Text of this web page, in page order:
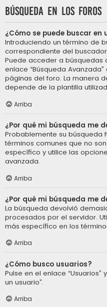
Búsqueda en los foros
¿Cómo se puede buscar en
Introduciendo un término de
correspondiente del
Puede acceder a búsquedas
enlace “Búsqueda
páginas del foro. La manera
depende de la plantilla
Arriba
¿Por qué mi búsqueda me
Probablemente su búsqueda
términos comunes que no
específico y utilice las
avanzada.
Arriba
¿Por qué mi búsqueda me
La búsqueda devolvió
procesados por el servidor.
más específico en los
Arriba
¿Cómo busco usuarios?
Pulse en el enlace
un usuario”.
Arriba